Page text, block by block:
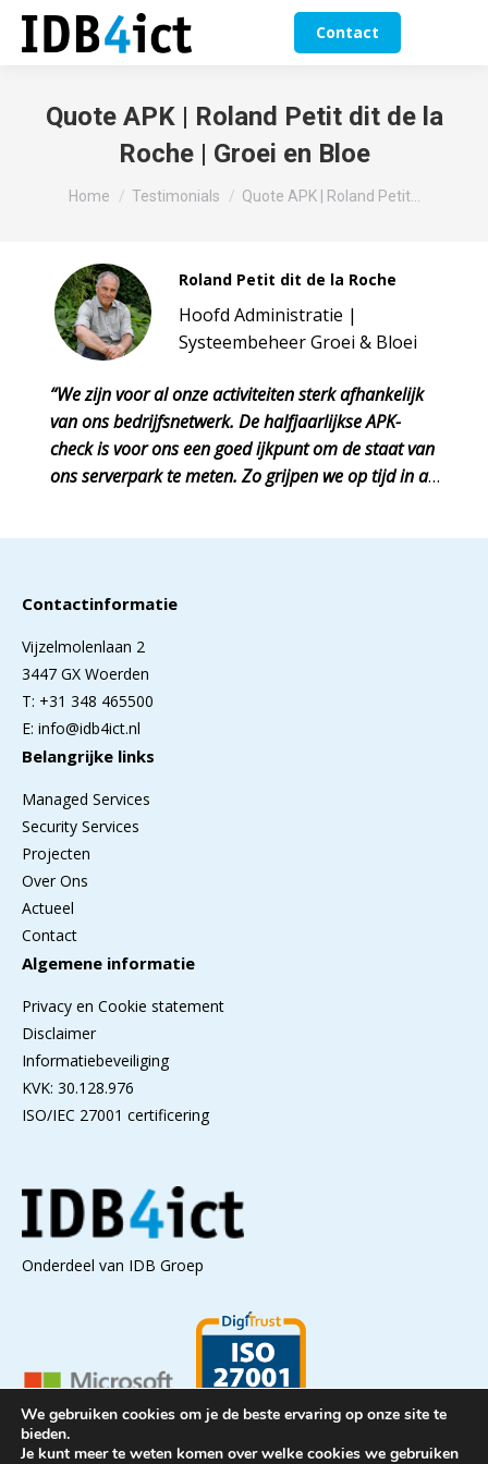
Contact
Quote APK | Roland Petit dit de la
Roche | Groei en Bloe
Je bent hier:
Home Testimonials Quote APK | Roland Petit…
Roland Petit dit de la Roche
Hoofd Administratie |
Systeembeheer Groei & Bloei
“We zijn voor al onze activiteiten sterk afhankelijk
van ons bedrijfsnetwerk. De halfjaarlijkse APK-
check is voor ons een goed ijkpunt om de staat van
ons serverpark te meten. Zo grijpen we op tijd in als
Contactinformatie
Vijzelmolenlaan 2
3447 GX Woerden
T: +31 348 465500
E: info@idb4ict.nl
Belangrijke links
Managed Services
Security Services
Projecten
Over Ons
Actueel
Contact
Algemene informatie
Privacy en Cookie statement
Disclaimer
Informatiebeveiliging
KVK: 30.128.976
ISO/IEC 27001 certificering
Onderdeel van IDB Groep
We gebruiken cookies om je de beste ervaring op onze site te
bieden.
Je kunt meer te weten komen over welke cookies we gebruiken